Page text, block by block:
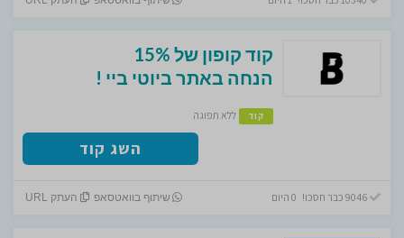
קוד קופון של 15%
הנחה באתר ביוטי ביי !
קוד ללא תפוגה
השג קוד
9046 כבר חסכו! 0 היום שיתוף בוואטסאפ העתק URL